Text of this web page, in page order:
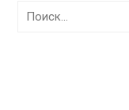
Найти: